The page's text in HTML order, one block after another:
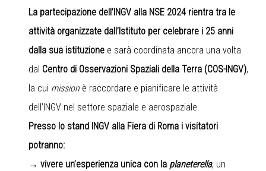
La partecipazione dell’INGV alla NSE 2024 rientra tra le
attività organizzate dall’Istituto per celebrare i 25 anni
dalla sua istituzione e sarà coordinata ancora una volta
dal Centro di Osservazioni Spaziali della Terra (COS-INGV),
la cui missionè raccordare e pianificare le attività
dell’INGV nel settore spaziale e aerospaziale.
Presso lo stand INGV alla Fiera di Roma i visitatori
potranno:
→ vivere un’esperienza unica con la planeterella, un